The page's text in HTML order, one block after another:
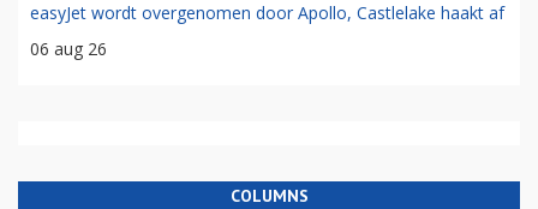
easyJet wordt overgenomen door Apollo, Castlelake haakt af
06 aug 26
COLUMNS